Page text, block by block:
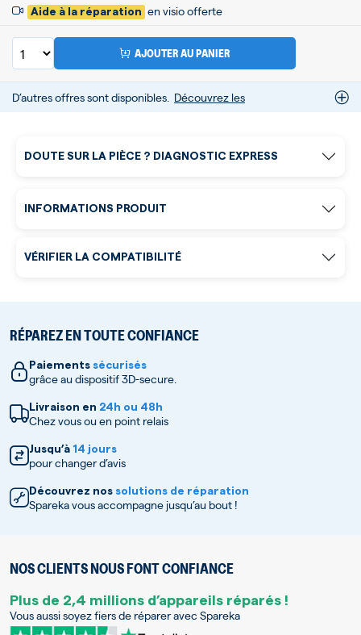
Aide à la réparation en visio offerte
AJOUTER AU PANIER
D’autres offres sont disponibles. Découvrez les
DOUTE SUR LA PIÈCE ? DIAGNOSTIC EXPRESS
INFORMATIONS PRODUIT
RÉPAREZ EN TOUTE CONFIANCE
Paiements sécurisés
grâce au dispositif 3D-secure.
Livraison en 24h ou 48h
Chez vous ou en point relais
Jusqu’à 14 jours
pour changer d’avis
Découvrez nos solutions de réparation
Spareka vous accompagne jusqu’au bout !
NOS CLIENTS NOUS FONT CONFIANCE
Plus de 2,4 millions d’appareils réparés !
Vous aussi soyez fiers de réparer avec Spareka
VÉRIFIER LA COMPATIBILITÉ